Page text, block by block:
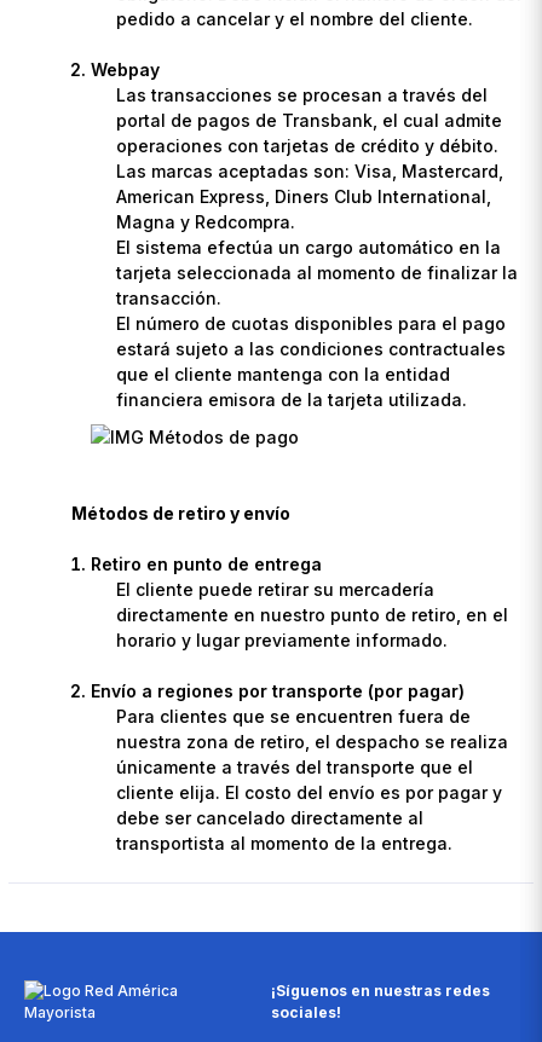
pedido a cancelar y el nombre del cliente.
Webpay
Las transacciones se procesan a través del
portal de pagos de Transbank, el cual admite
operaciones con tarjetas de crédito y débito.
Las marcas aceptadas son: Visa, Mastercard,
American Express, Diners Club International,
Magna y Redcompra.
El sistema efectúa un cargo automático en la
tarjeta seleccionada al momento de finalizar la
transacción.
El número de cuotas disponibles para el pago
estará sujeto a las condiciones contractuales
que el cliente mantenga con la entidad
financiera emisora de la tarjeta utilizada.
Métodos de retiro y envío
Retiro en punto de entrega
El cliente puede retirar su mercadería
directamente en nuestro punto de retiro, en el
horario y lugar previamente informado.
Envío a regiones por transporte (por pagar)
Para clientes que se encuentren fuera de
nuestra zona de retiro, el despacho se realiza
únicamente a través del transporte que el
cliente elija. El costo del envío es por pagar y
debe ser cancelado directamente al
transportista al momento de la entrega.
¡Síguenos en nuestras redes
sociales!